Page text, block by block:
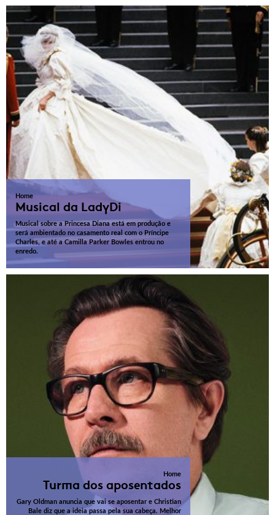
Home
Musical da LadyDi
Musical sobre a Princesa Diana está em produção e
será ambientado no casamento real com o Príncipe
Charles, e até a Camilla Parker Bowles entrou no
enredo.
Home
Turma dos aposentados
Gary Oldman anuncia que vai se aposentar e Christian
Bale diz que a ideia passa pela sua cabeça. Melhor